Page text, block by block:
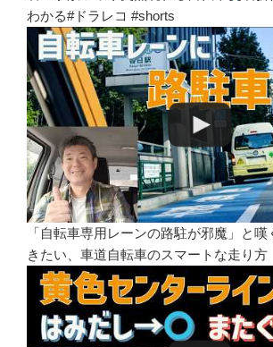
わかる#ドラレコ #shorts
「自転車専用レーンの路駐が邪魔」と
きたい、車道自転車のスマートな走り方